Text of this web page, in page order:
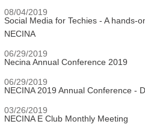
08/04/2019
Social Media for Techies - A hands-
NECINA
06/29/2019
Necina Annual Conference 2019
06/29/2019
NECINA 2019 Annual Conference -
03/26/2019
NECINA E Club Monthly Meeting